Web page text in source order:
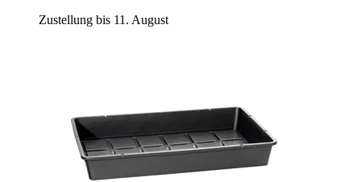
Zustellung bis 11. August